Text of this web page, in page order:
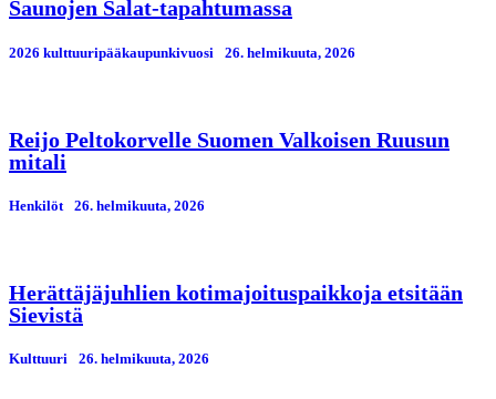
Saunojen Salat-tapahtumassa
2026 kulttuuripääkaupunkivuosi 26. helmikuuta, 2026
Reijo Peltokorvelle Suomen Valkoisen Ruusun
mitali
Henkilöt 26. helmikuuta, 2026
Herättäjäjuhlien kotimajoituspaikkoja etsitään
Sievistä
Kulttuuri 26. helmikuuta, 2026